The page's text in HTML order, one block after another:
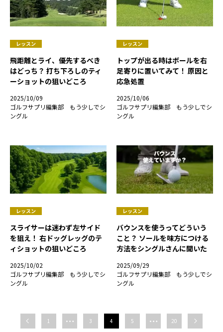
レッスン
飛距離とライ、優先するべき
はどっち？ 打ち下ろしのティ
ーショットの狙いどころ
2025/10/09
ゴルフサプリ編集部 もう少しでシ
ングル
レッスン
トップが出る時はボールを右
足寄りに置いてみて！ 原因と
応急処置
2025/10/06
ゴルフサプリ編集部 もう少しでシ
ングル
レッスン
スライサーは迷わず左サイド
を狙え！ 右ドッグレッグのテ
ィショットの狙いどころ
2025/10/02
ゴルフサプリ編集部 もう少しでシ
ングル
レッスン
バウンスを使うってどういう
こと？ ソールを味方につける
方法をシングルさんに聞いた
2025/09/29
ゴルフサプリ編集部 もう少しでシ
ングル
1 … 3 4 5 … 20